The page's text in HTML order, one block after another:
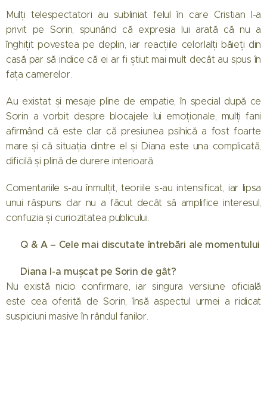
Mulți telespectatori au subliniat felul în care Cristian l-a
privit pe Sorin, spunând că expresia lui arată că nu a
înghițit povestea pe deplin, iar reacțiile celorlalți băieți din
casă par să indice că ei ar fi știut mai mult decât au spus în
fața camerelor.
Au existat și mesaje pline de empatie, în special după ce
Sorin a vorbit despre blocajele lui emoționale, mulți fani
afirmând că este clar că presiunea psihică a fost foarte
mare și că situația dintre el și Diana este una complicată,
dificilă și plină de durere interioară.
Comentariile s-au înmulțit, teoriile s-au intensificat, iar lipsa
unui răspuns clar nu a făcut decât să amplifice interesul,
confuzia și curiozitatea publicului.
Q & A – Cele mai discutate întrebări ale momentului
📌 Diana l-a mușcat pe Sorin de gât?
Nu există nicio confirmare, iar singura versiune oficială
este cea oferită de Sorin, însă aspectul urmei a ridicat
suspiciuni masive în rândul fanilor.